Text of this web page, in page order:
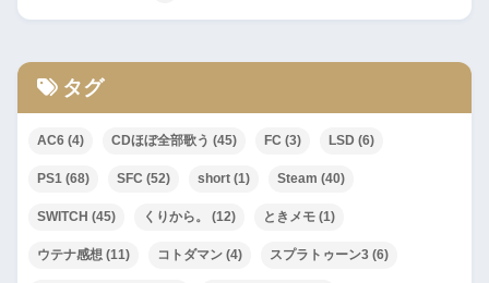
タグ
AC6 (4) CDほぼ全部歌う (45) FC (3) LSD (6)
PS1 (68) SFC (52) short (1) Steam (40)
SWITCH (45) くりから。 (12) ときメモ (1)
ウテナ感想 (11) コトダマン (4) スプラトゥーン3 (6)